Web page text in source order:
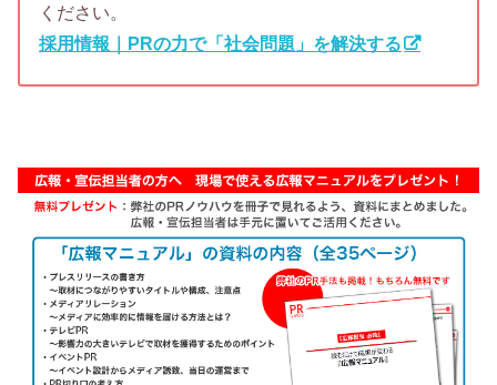
ください。
採用情報｜PRの力で「社会問題」を解決する